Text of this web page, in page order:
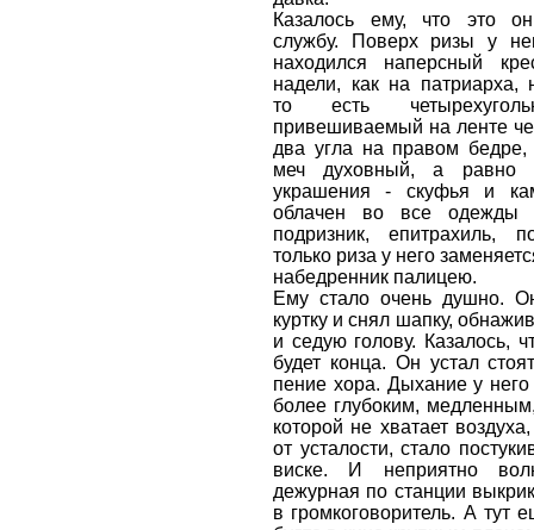
Казалось ему, что это
службу. Поверх ризы у
находился наперсный
надели, как на патриарха,
то есть
привешиваемый на ленте
два угла на правом
меч духовный, а равно
украшения - скуфья и
облачен во все одежды
подризник, епитрахиль,
только риза у него
набедренник палицею.
Ему стало очень душно.
куртку и снял шапку,
и седую голову. Казалось,
будет конца. Он устал
пение хора. Дыхание у него
более глубоким,
которой не хватает
от усталости, стало
виске. И неприятно
дежурная по станции
в громкоговоритель. А тут